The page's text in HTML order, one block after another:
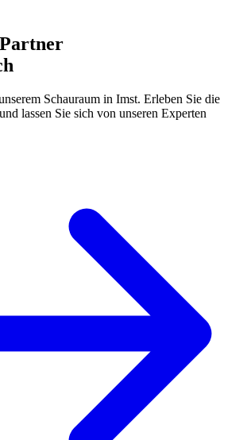
Schauraum in Imst. Erleben Sie die
lassen Sie sich von unseren Experten